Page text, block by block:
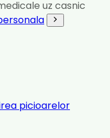
uz casnic
picioarelor